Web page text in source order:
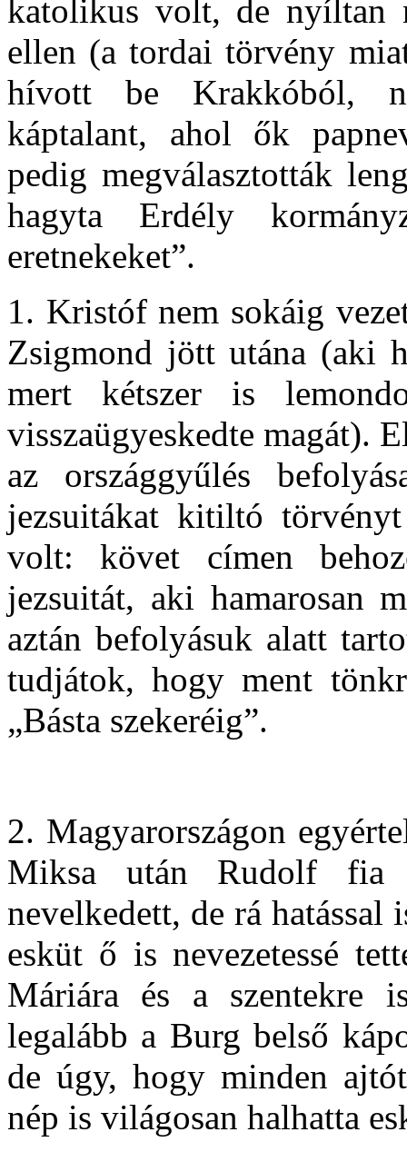
katolikus volt, de nyíltan
ellen (a tordai törvény
hívott be Krakkóból,
káptalant, ahol ők
pedig megválasztották
hagyta Erdély
eretnekeket”.
1. Kristóf nem sokáig
Zsigmond jött utána (aki
mert kétszer is
visszaügyeskedte magát).
az országgyűlés
jezsuitákat kitiltó
volt: követ címen
jezsuitát, aki hamarosan
aztán befolyásuk alatt
tudjátok, hogy ment
„Básta szekeréig”.
2. Magyarországon
Miksa után Rudolf fia
nevelkedett, de rá
esküt ő is nevezetessé
Máriára és a szentekre
legalább a Burg belső
de úgy, hogy minden
nép is világosan halhatta